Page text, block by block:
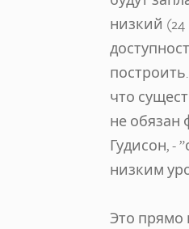
низкий
что
не обязан
Гудисон, -
низким
Это прямо